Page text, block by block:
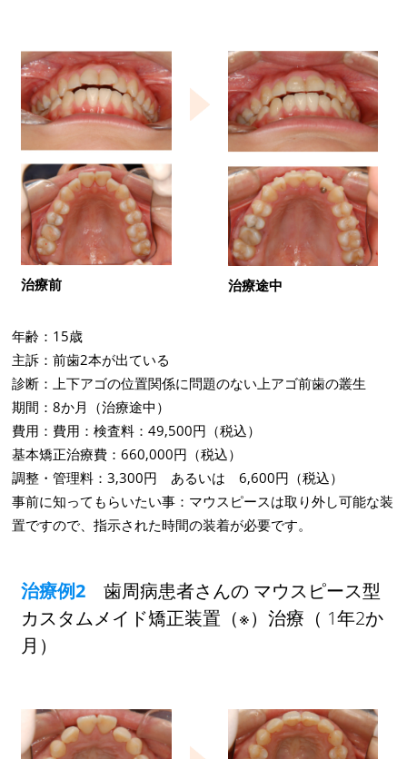
治療前 治療途中
年齢：15歳
主訴：前歯2本が出ている
診断：上下アゴの位置関係に問題のない上アゴ前歯の叢生
期間：8か月（治療途中）
費用：費用：検査料：49,500円（税込）
基本矯正治療費：660,000円（税込）
調整・管理料：3,300円 あるいは 6,600円（税込）
事前に知ってもらいたい事：マウスピースは取り外し可能な装
置ですので、指示された時間の装着が必要です。
治療例2 歯周病患者さんの マウスピース型
カスタムメイド矯正装置（※）治療（ 1年2か
月）